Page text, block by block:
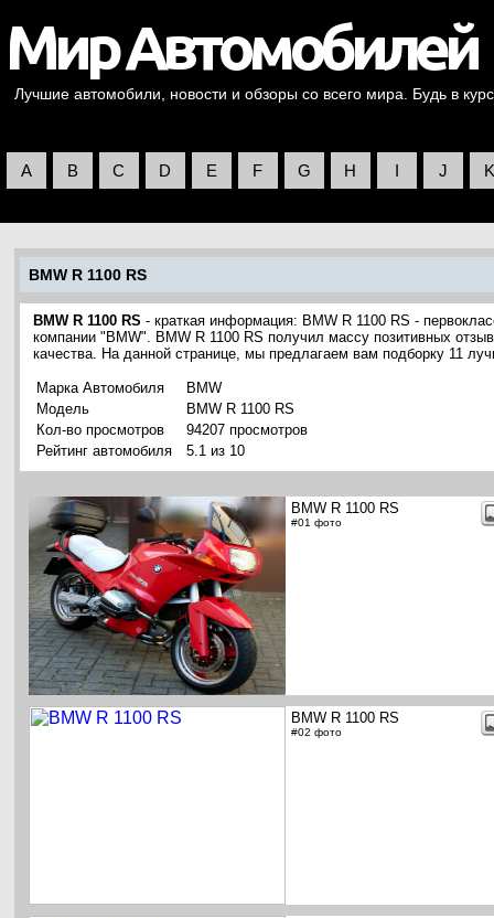
Лучшие автомобили, новости и обзоры со всего мира. Будь в
A B C D E F G H I J K
BMW R 1100 RS
BMW R 1100 RS - краткая информация: BMW R 1100 RS -
компании "BMW". BMW R 1100 RS получил массу позитивных
качества. На данной странице, мы предлагаем вам подборку 11
Марка Автомобиля
BMW
Модель
BMW R 1100 RS
Кол-во просмотров
94207 просмотров
Рейтинг автомобиля
5.1 из 10
BMW R 1100 RS
#01 фото
BMW R 1100 RS
#02 фото